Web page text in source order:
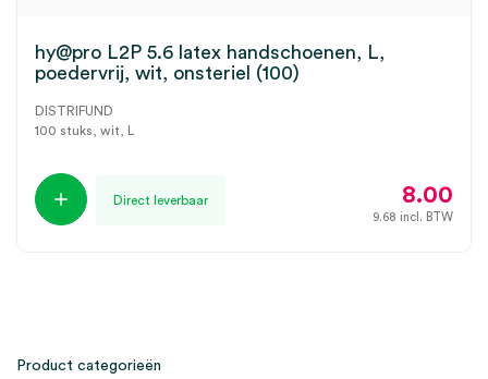
hy@pro L2P 5.6 latex handschoenen, L,
poedervrij, wit, onsteriel (100)
DISTRIFUND
100 stuks, wit, L
Direct leverbaar 8.00
9.68 incl. BTW
Product categorieën